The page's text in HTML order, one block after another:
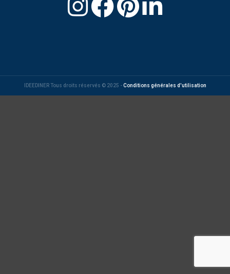
IDEEDINER Tous droits réservés © 2025 -Conditions générales d'utilisation